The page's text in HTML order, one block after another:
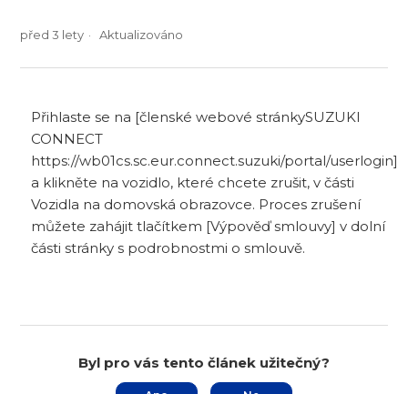
před 3 lety Aktualizováno
Přihlaste se na [členské webové stránkySUZUKI
CONNECT
https://wb01cs.sc.eur.connect.suzuki/portal/userlogin]
a klikněte na vozidlo, které chcete zrušit, v části
Vozidla na domovská obrazovce. Proces zrušení
můžete zahájit tlačítkem [Výpověď smlouvy] v dolní
části stránky s podrobnostmi o smlouvě.
Byl pro vás tento článek užitečný?